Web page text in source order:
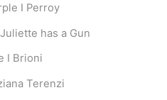
I Perroy
has a Gun
I Brioni
Terenzi